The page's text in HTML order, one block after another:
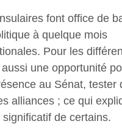
font office de
à quelque mois
Pour les
aussi une opportunité
au Sénat, tester
alliances ; ce qui
significatif de certains.